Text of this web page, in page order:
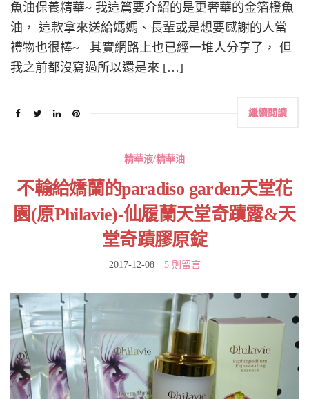
魚油保養精華~ 我這篇要介紹的是更奢華的金箔橙魚
油， 這款拿來送給媽媽、長輩或是想要感謝的人當
禮物也很棒~ 其實網路上也已經一堆人分享了， 但
我之前都沒寫過所以還是來 […]
繼續閱讀
精華液/精華油
不輸給嬌蘭的paradiso garden天堂花
園(原Philavie)-仙履蘭天堂奇蹟露&天
堂奇蹟膠原錠
2017-12-08 5 則留言